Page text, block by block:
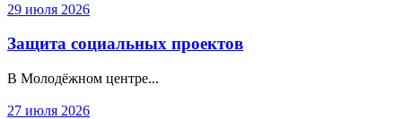
29 июля 2026
Защита социальных проектов
В Молодёжном центре...
27 июля 2026